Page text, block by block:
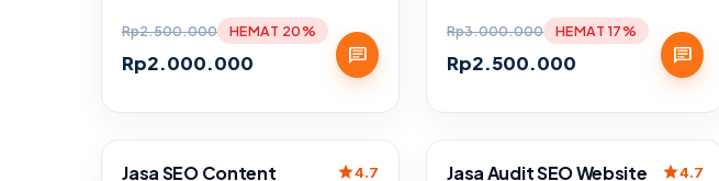
Rp2.500.000
Rp2.000.000
HEMAT 20%
chat
Rp3.000.000
Rp2.500.000
HEMAT 17%
chat
Sale
Jasa SEO Content
star4.7 Sale
Jasa Audit SEO Website
star4.7